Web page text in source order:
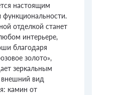
настоящим
отделкой станет
интерьере,
благодаря
золото»,
зеркальным
вид
камин от